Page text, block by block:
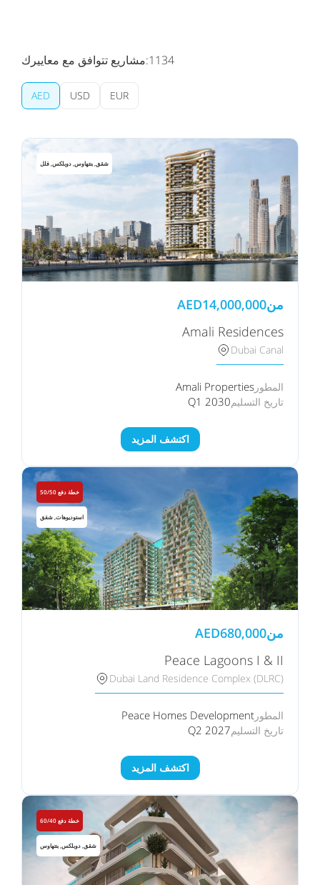
1134مشاريع تتوافق مع معاييرك:
AED USD EUR
شقق, بنتهاوس, دوبلكس, فلل
من AED14,000,000
Amali Residences
Dubai Canal
المطور Amali Properties
تاريخ التسليمQ1 2030
اكتشف المزيد
خطة دفع 50/50
استوديوهات, شقق
من AED680,000
Peace Lagoons I & II
Dubai Land Residence Complex (DLRC)
المطور Peace Homes Development
تاريخ التسليمQ2 2027
اكتشف المزيد
خطة دفع 60/40
شقق, دوبلكس, بنتهاوس